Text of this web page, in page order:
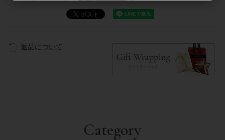
返品について
Category